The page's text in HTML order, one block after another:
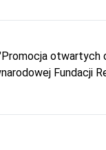
otwartych
Fundacji